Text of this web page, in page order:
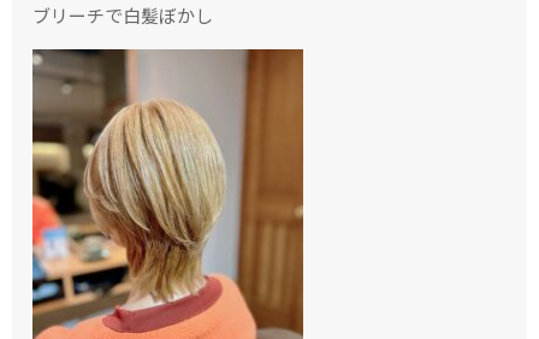
ブリーチで白髪ぼかし